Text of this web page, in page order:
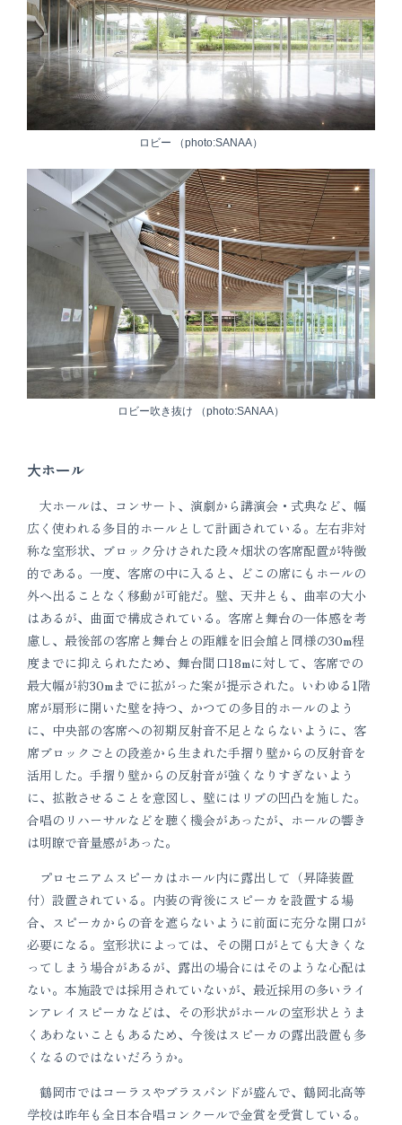
ロビー （photo:SANAA）
ロビー吹き抜け （photo:SANAA）
大ホール
大ホールは、コンサート、演劇から講演会・式典など、幅
広く使われる多目的ホールとして計画されている。左右非対
称な室形状、ブロック分けされた段々畑状の客席配置が特徴
的である。一度、客席の中に入ると、どこの席にもホールの
外へ出ることなく移動が可能だ。壁、天井とも、曲率の大小
はあるが、曲面で構成されている。客席と舞台の一体感を考
慮し、最後部の客席と舞台との距離を旧会館と同様の30m程
度までに抑えられたため、舞台間口18mに対して、客席での
最大幅が約30mまでに拡がった案が提示された。いわゆる1階
席が扇形に開いた壁を持つ、かつての多目的ホールのよう
に、中央部の客席への初期反射音不足とならないように、客
席ブロックごとの段差から生まれた手摺り壁からの反射音を
活用した。手摺り壁からの反射音が強くなりすぎないよう
に、拡散させることを意図し、壁にはリブの凹凸を施した。
合唱のリハーサルなどを聴く機会があったが、ホールの響き
は明瞭で音量感があった。
プロセニアムスピーカはホール内に露出して（昇降装置
付）設置されている。内装の背後にスピーカを設置する場
合、スピーカからの音を遮らないように前面に充分な開口が
必要になる。室形状によっては、その開口がとても大きくな
ってしまう場合があるが、露出の場合にはそのような心配は
ない。本施設では採用されていないが、最近採用の多いライ
ンアレイスピーカなどは、その形状がホールの室形状とうま
くあわないこともあるため、今後はスピーカの露出設置も多
くなるのではないだろうか。
鶴岡市ではコーラスやブラスバンドが盛んで、鶴岡北高等
学校は昨年も全日本合唱コンクールで金賞を受賞している。